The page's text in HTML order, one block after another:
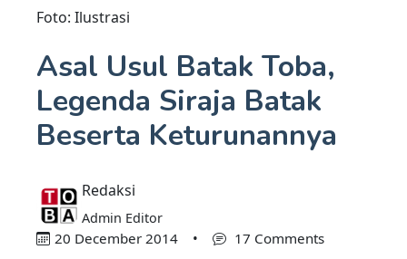
Foto: Ilustrasi
Asal Usul Batak Toba,
Legenda Siraja Batak
Beserta Keturunannya
Redaksi
Admin Editor
20 December 2014 • 17 Comments